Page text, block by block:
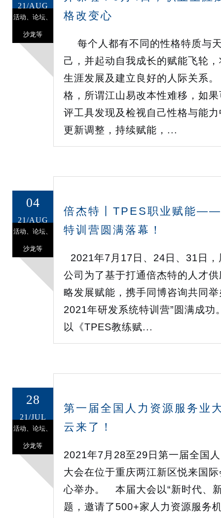
21/AUG
活动、论坛、
沙龙等
格改变心
每个人都有不同的性格特质与
己，并起动自我成长的赋能飞轮
生涯发展及建立良好的人际关系
格，所谓江山易改本性难移，如
评工具发现及检视自己性格与能
更新调整，持续赋能，...
04
21/AUG
活动、论坛、
沙龙等
倍杰特丨TPES职业赋能
特训营圆满落幕！
2021年7月17日、24日、31日
公司为了基于打通倍杰特的人才
略发展赋能，携手同博咨询共同
2021年研发系统特训营”圆满成
以《TPES教练赋...
28
21/JUL
活动、论坛、
沙龙等
第一届全国人力资源服务业
云来了！
2021年7月28至29日第一届全国
大会在位于重庆两江新区悦来国
心举办。 本届大会以“新时代、
题，邀请了500+家人力资源服务